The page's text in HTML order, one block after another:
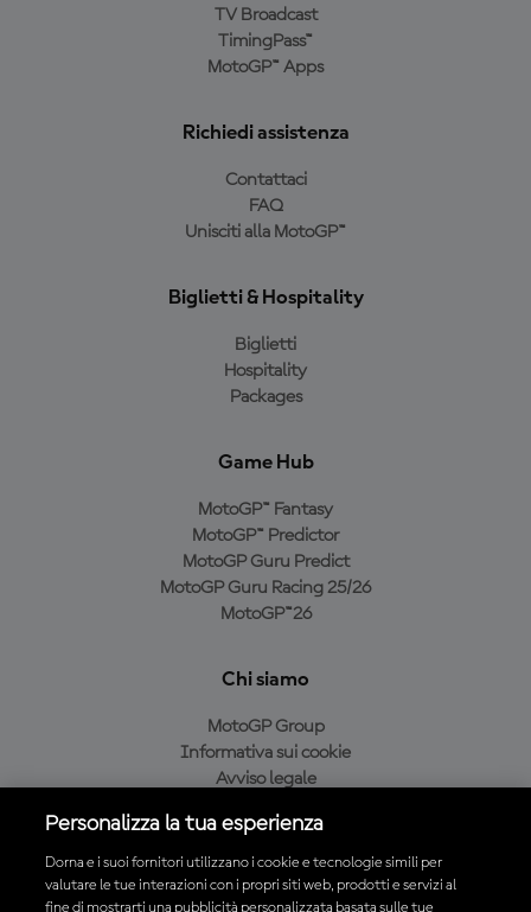
TV Broadcast
TimingPass™
MotoGP™ Apps
Richiedi assistenza
Contattaci
FAQ
Unisciti alla MotoGP™
Biglietti & Hospitality
Biglietti
Hospitality
Packages
Game Hub
MotoGP™ Fantasy
MotoGP™ Predictor
MotoGP Guru Predict
MotoGP Guru Racing 25/26
MotoGP™26
Chi siamo
MotoGP Group
Informativa sui cookie
Avviso legale
Condizioni di acquisto
Personalizza la tua esperienza
Dorna e i suoi fornitori utilizzano i cookie e tecnologie simili per
valutare le tue interazioni con i propri siti web, prodotti e servizi al
fine di mostrarti una pubblicità personalizzata basata sulle tue